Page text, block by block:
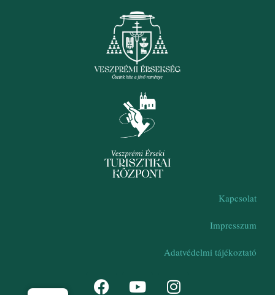
Kapcsolat
Impresszum
Adatvédelmi tájékoztató